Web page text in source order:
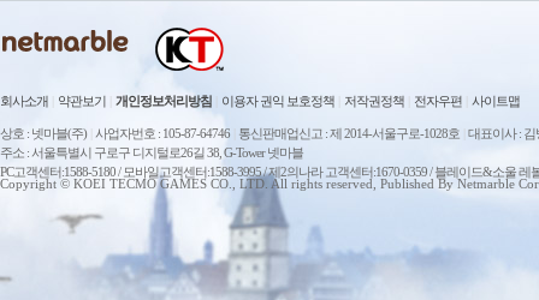
회사소개 약관보기 개인정보처리방침 이용자 권익 보호정책 저작권정책 전자우편 사이트맵
상호 : 넷마블(주) 사업자번호 : 105-87-64746 통신판매업신고 : 제 2014-서울구로-1028호 대표이사 : 김
주소 : 서울특별시 구로구 디지털로26길 38, G-Tower 넷마블
PC고객센터:1588-5180 / 모바일고객센터:1588-3995 / 제2의나라 고객센터:1670-0359 / 블레이드&소울
Copyright © KOEI TECMO GAMES CO., LTD. All rights reserved, Published By Netmarble